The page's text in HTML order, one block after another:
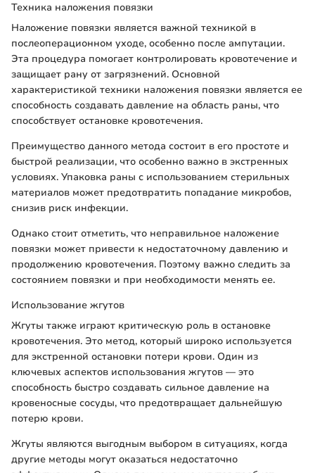
Техника наложения повязки
Наложение повязки является важной техникой в
послеоперационном уходе, особенно после ампутации.
Эта процедура помогает контролировать кровотечение и
защищает рану от загрязнений. Основной
характеристикой техники наложения повязки является ее
способность создавать давление на область раны, что
способствует остановке кровотечения.
Преимущество данного метода состоит в его простоте и
быстрой реализации, что особенно важно в экстренных
условиях. Упаковка раны с использованием стерильных
материалов может предотвратить попадание микробов,
снизив риск инфекции.
Однако стоит отметить, что неправильное наложение
повязки может привести к недостаточному давлению и
продолжению кровотечения. Поэтому важно следить за
состоянием повязки и при необходимости менять ее.
Использование жгутов
Жгуты также играют критическую роль в остановке
кровотечения. Это метод, который широко используется
для экстренной остановки потери крови. Один из
ключевых аспектов использования жгутов — это
способность быстро создавать сильное давление на
кровеносные сосуды, что предотвращает дальнейшую
потерю крови.
Жгуты являются выгодным выбором в ситуациях, когда
другие методы могут оказаться недостаточно